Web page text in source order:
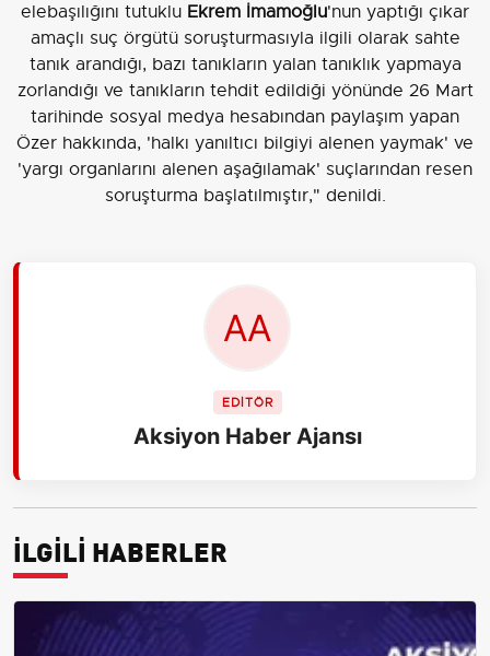
elebaşılığını tutuklu Ekrem İmamoğlu'nun yaptığı çıkar
amaçlı suç örgütü soruşturmasıyla ilgili olarak sahte
tanık arandığı, bazı tanıkların yalan tanıklık yapmaya
zorlandığı ve tanıkların tehdit edildiği yönünde 26 Mart
tarihinde sosyal medya hesabından paylaşım yapan
Özer hakkında, 'halkı yanıltıcı bilgiyi alenen yaymak' ve
'yargı organlarını alenen aşağılamak' suçlarından resen
soruşturma başlatılmıştır," denildi.
EDİTÖR
Aksiyon Haber Ajansı
İLGİLİ HABERLER